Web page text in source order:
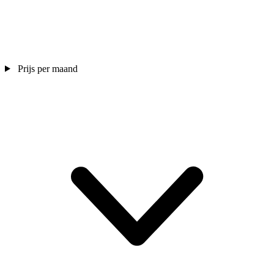
Prijs per maand